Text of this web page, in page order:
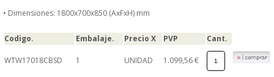
CRISTALERIA
CUBIERTOS
• Dimensiones: 1800x700x850 (AxFxH) mm
Codigo. Embalaje. Precio X PVP Cant.
WTW17018CBSD 1 UNIDAD 1.099,56 €